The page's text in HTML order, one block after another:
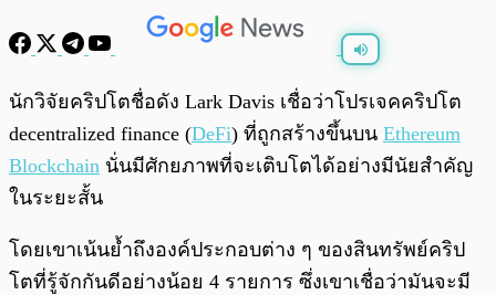
พร้อมเล่น /0:00
นักวิจัยคริปโตชื่อดัง Lark Davis เชื่อว่าโปรเจคคริปโต
decentralized finance (DeFi) ที่ถูกสร้างขึ้นบน Ethereum
Blockchain นั่นมีศักยภาพที่จะเติบโตได้อย่างมีนัยสำคัญ
ในระยะสั้น
โดยเขาเน้นย้ำถึงองค์ประกอบต่าง ๆ ของสินทรัพย์คริป
โตที่รู้จักกันดีอย่างน้อย 4 รายการ ซึ่งเขาเชื่อว่ามันจะมี